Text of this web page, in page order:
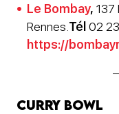
Le Bombay, 137
Rennes. Tél 02
https://
Curry Bowl